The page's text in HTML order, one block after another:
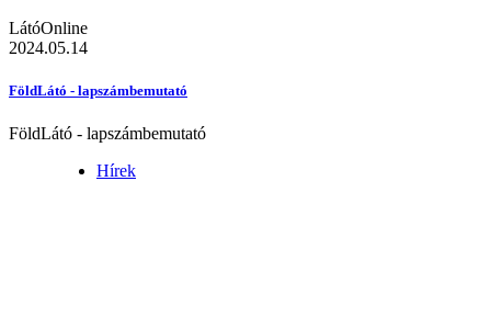
LátóOnline
2024.05.14
FöldLátó - lapszámbemutató
FöldLátó - lapszámbemutató
Hírek